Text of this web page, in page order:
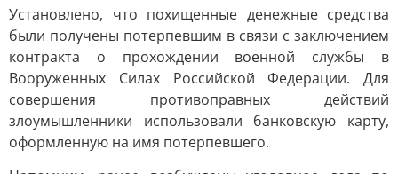
Установлено, что похищенные денежные средства
были получены потерпевшим в связи с заключением
контракта о прохождении военной службы в
Вооруженных Силах Российской Федерации. Для
совершения противоправных действий
злоумышленники использовали банковскую карту,
оформленную на имя потерпевшего.